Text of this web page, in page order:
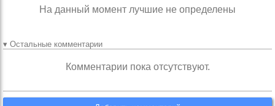
На данный момент лучшие не определены
▾ Остальные комментарии
Комментарии пока отсутствуют.